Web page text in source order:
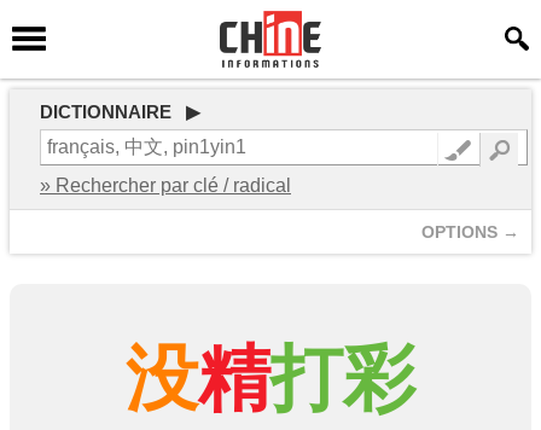
DICTIONNAIRE ▶
» Rechercher par clé / radical
OPTIONS →
没精打彩